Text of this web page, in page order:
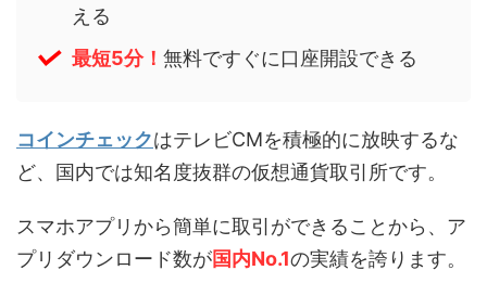
える
最短5分！ 無料ですぐに口座開設できる
コインチェックはテレビCMを積極的に放映するな
ど、国内では知名度抜群の仮想通貨取引所です。
スマホアプリから簡単に取引ができることから、ア
プリダウンロード数が国内No.1の実績を誇ります。